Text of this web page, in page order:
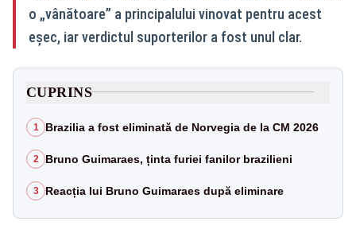
o „vânătoare” a principalului vinovat pentru acest
eșec, iar verdictul suporterilor a fost unul clar.
CUPRINS
1 Brazilia a fost eliminată de Norvegia de la CM 2026
2 Bruno Guimaraes, ținta furiei fanilor brazilieni
3 Reacția lui Bruno Guimaraes după eliminare